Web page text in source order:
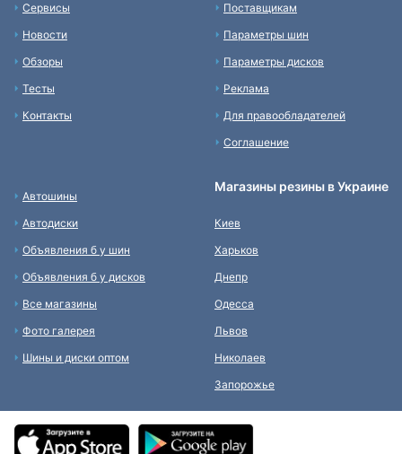
Сервисы
Новости
Обзоры
Тесты
Контакты
Поставщикам
Параметры шин
Параметры дисков
Реклама
Для правообладателей
Соглашение
Автошины
Автодиски
Объявления б у шин
Объявления б у дисков
Все магазины
Фото галерея
Шины и диски оптом
Магазины резины в Украине
Киев
Харьков
Днепр
Одесса
Львов
Николаев
Запорожье